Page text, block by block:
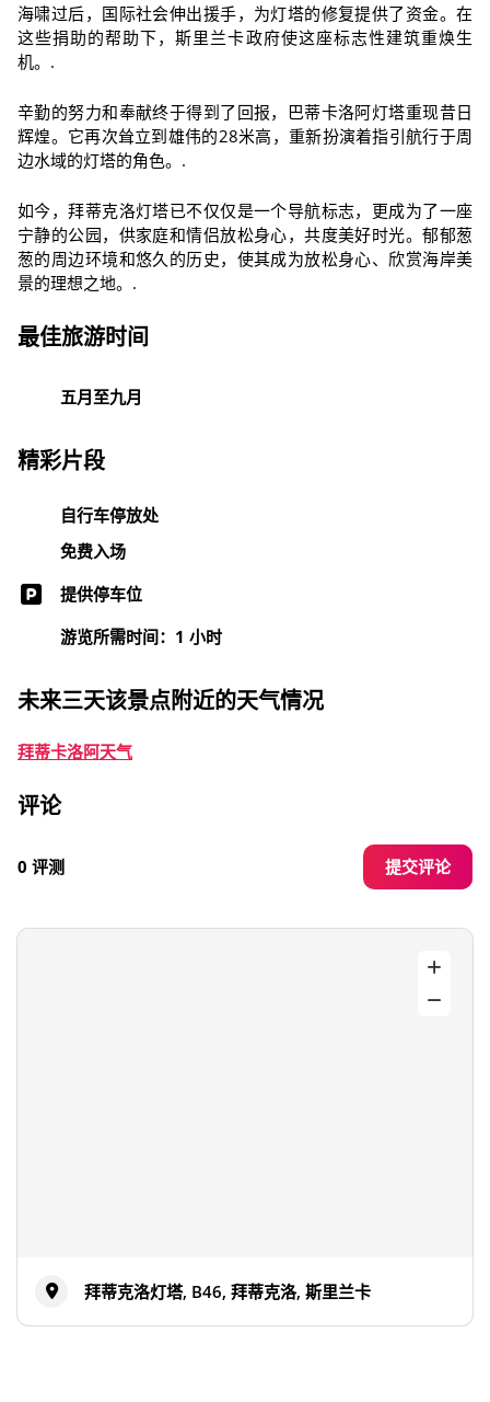
海啸过后，国际社会伸出援手，为灯塔的修复提供了资金。在
这些捐助的帮助下，斯里兰卡政府使这座标志性建筑重焕生
机。.
辛勤的努力和奉献终于得到了回报，巴蒂卡洛阿灯塔重现昔日
辉煌。它再次耸立到雄伟的28米高，重新扮演着指引航行于周
边水域的灯塔的角色。.
如今，拜蒂克洛灯塔已不仅仅是一个导航标志，更成为了一座
宁静的公园，供家庭和情侣放松身心，共度美好时光。郁郁葱
葱的周边环境和悠久的历史，使其成为放松身心、欣赏海岸美
景的理想之地。.
最佳旅游时间
五月至九月
精彩片段
自行车停放处
免费入场
提供停车位
游览所需时间：1 小时
未来三天该景点附近的天气情况
拜蒂卡洛阿天气
评论
0 评测 提交评论
拜蒂克洛灯塔, B46, 拜蒂克洛, 斯里兰卡